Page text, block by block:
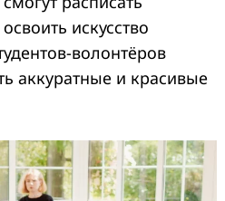
искусство
волонтёров
аккуратные и красивые